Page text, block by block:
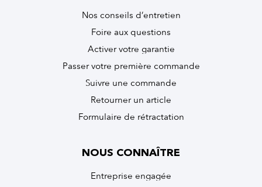
Nos conseils d’entretien
Foire aux questions
Activer votre garantie
Passer votre première commande
Suivre une commande
Retourner un article
Formulaire de rétractation
NOUS CONNAÎTRE
Entreprise engagée